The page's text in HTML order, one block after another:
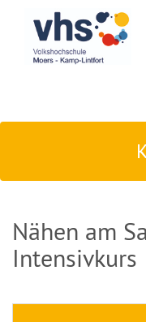
Nähen am
Intensivkurs